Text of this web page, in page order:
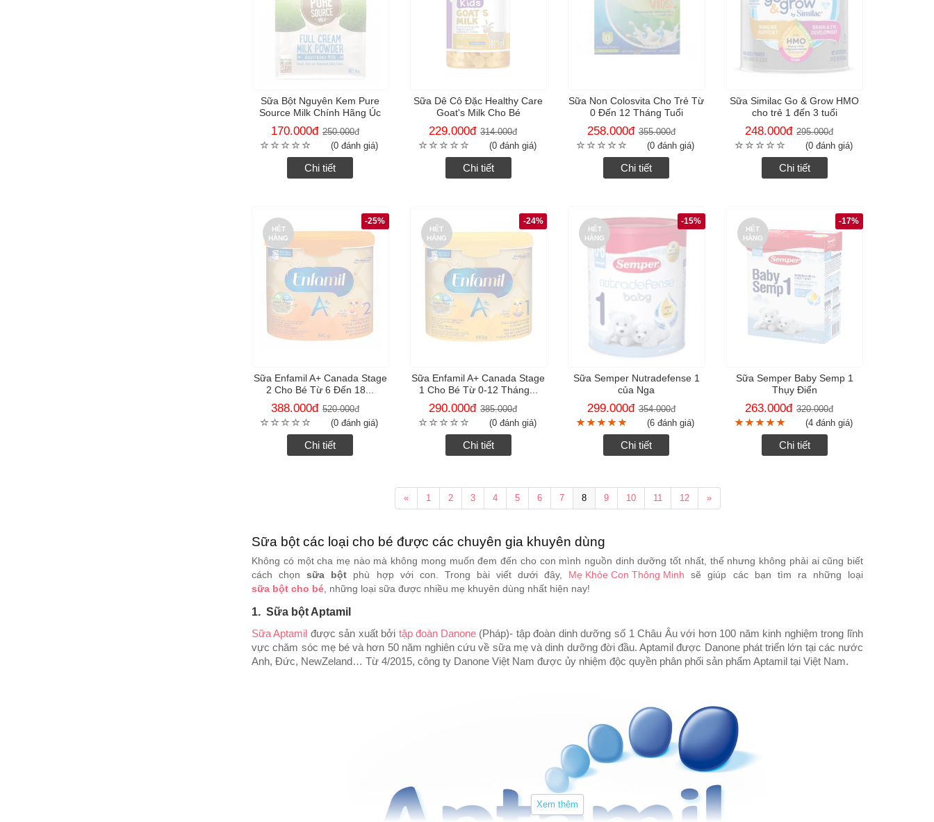
Sữa Bột Nguyên Kem Pure
Source Milk Chính Hãng Úc
170.000đ 250.000đ
(0 đánh giá)
Chi tiết
Sữa Dê Cô Đặc Healthy Care
Goat's Milk Cho Bé
229.000đ 314.000đ
(0 đánh giá)
Chi tiết
Sữa Non Colosvita Cho Trẻ Từ
0 Đến 12 Tháng Tuổi
258.000đ 355.000đ
(0 đánh giá)
Chi tiết
Sữa Similac Go & Grow HMO
cho trẻ 1 đến 3 tuổi
248.000đ 295.000đ
(0 đánh giá)
Chi tiết
HẾT
HÀNG
-25%
Sữa Enfamil A+ Canada Stage
2 Cho Bé Từ 6 Đến 18...
388.000đ 520.000đ
(0 đánh giá)
Chi tiết
HẾT
HÀNG
-24%
Sữa Enfamil A+ Canada Stage
1 Cho Bé Từ 0-12 Tháng...
290.000đ 385.000đ
(0 đánh giá)
Chi tiết
HẾT
HÀNG
-15%
Sữa Semper Nutradefense 1
của Nga
299.000đ 354.000đ
(6 đánh giá)
Chi tiết
HẾT
HÀNG
-17%
Sữa Semper Baby Semp 1
Thụy Điển
263.000đ 320.000đ
(4 đánh giá)
Chi tiết
« 1 2 3 4 5 6 7 8 9 10 11 12 »
Sữa bột các loại cho bé được các chuyên gia khuyên dùng
Không có một cha mẹ nào mà không mong muốn đem đến cho con mình nguồn dinh dưỡng tốt nhất, thế nhưng không phải ai cũng biết
cách chọnsữa bột phù hợp với con. Trong bài viết dưới đây, Mẹ Khỏe Con Thông Minh sẽ giúp các bạn tìm ra những loại
sữa bột cho bé , những loại sữa được nhiều mẹ khuyên dùng nhất hiện nay!
1. Sữa bột Aptamil
Sữa Aptamil được sản xuất bởi tập đoàn Danone(Pháp)- tập đoàn dinh dưỡng số 1 Châu Âu với hơn 100 năm kinh nghiệm trong lĩnh
vực chăm sóc mẹ bé và hơn 50 năm nghiên cứu về sữa mẹ và dinh dưỡng đời đầu. Aptamil được Danone phát triển lớn tại các nước
Anh, Đức, NewZeland… Từ 4/2015, công ty Danone Việt Nam được ủy nhiệm độc quyền phân phối sản phẩm Aptamil tại Việt Nam.